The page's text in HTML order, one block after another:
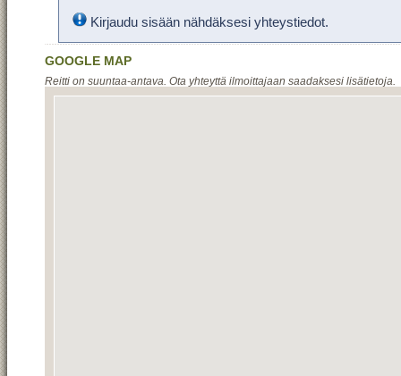
Kirjaudu sisään nähdäksesi yhteystiedot.
GOOGLE MAP
Reitti on suuntaa-antava. Ota yhteyttä ilmoittajaan saadaksesi lisätietoja.